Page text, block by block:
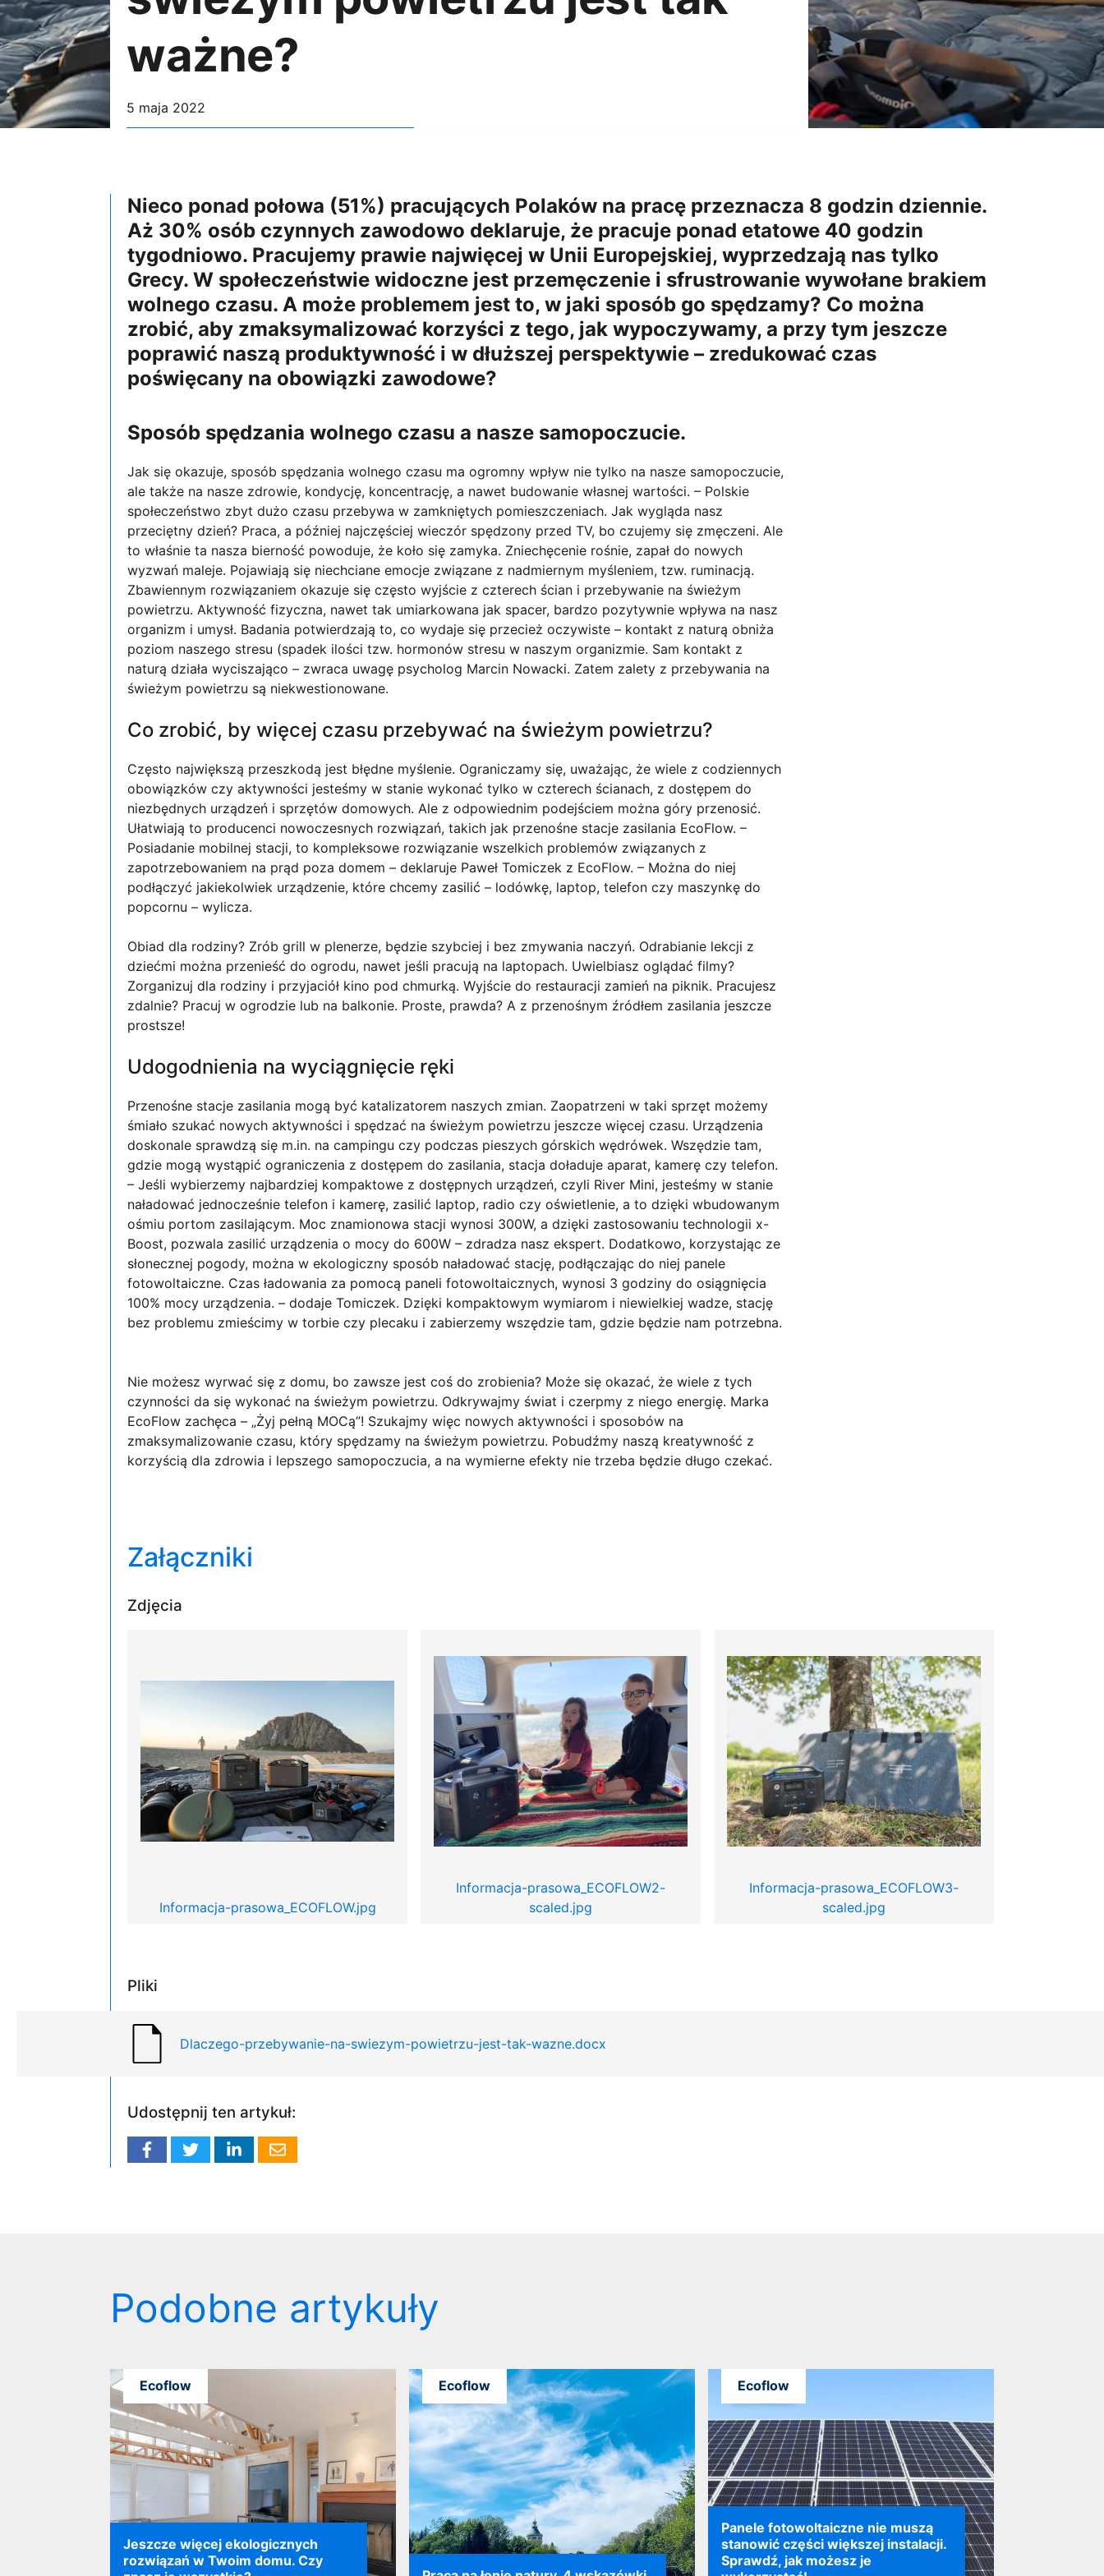
ważne?
5 maja 2022
Nieco ponad połowa (51%) pracujących Polaków na pracę przeznacza 8 godzin dziennie.
Aż 30% osób czynnych zawodowo deklaruje, że pracuje ponad etatowe 40 godzin
tygodniowo. Pracujemy prawie najwięcej w Unii Europejskiej, wyprzedzają nas tylko
Grecy. W społeczeństwie widoczne jest przemęczenie i sfrustrowanie wywołane brakiem
wolnego czasu. A może problemem jest to, w jaki sposób go spędzamy? Co można
zrobić, aby zmaksymalizować korzyści z tego, jak wypoczywamy, a przy tym jeszcze
poprawić naszą produktywność i w dłuższej perspektywie – zredukować czas
poświęcany na obowiązki zawodowe?
Sposób spędzania wolnego czasu a nasze samopoczucie.
Jak się okazuje, sposób spędzania wolnego czasu ma ogromny wpływ nie tylko na nasze samopoczucie,
ale także na nasze zdrowie, kondycję, koncentrację, a nawet budowanie własnej wartości. – Polskie
społeczeństwo zbyt dużo czasu przebywa w zamkniętych pomieszczeniach. Jak wygląda nasz
przeciętny dzień? Praca, a później najczęściej wieczór spędzony przed TV, bo czujemy się zmęczeni. Ale
to właśnie ta nasza bierność powoduje, że koło się zamyka. Zniechęcenie rośnie, zapał do nowych
wyzwań maleje. Pojawiają się niechciane emocje związane z nadmiernym myśleniem, tzw. ruminacją.
Zbawiennym rozwiązaniem okazuje się często wyjście z czterech ścian i przebywanie na świeżym
powietrzu. Aktywność fizyczna, nawet tak umiarkowana jak spacer, bardzo pozytywnie wpływa na nasz
organizm i umysł. Badania potwierdzają to, co wydaje się przecież oczywiste – kontakt z naturą obniża
poziom naszego stresu (spadek ilości tzw. hormonów stresu w naszym organizmie. Sam kontakt z
naturą działa wyciszająco – zwraca uwagę psycholog Marcin Nowacki. Zatem zalety z przebywania na
świeżym powietrzu są niekwestionowane.
Co zrobić, by więcej czasu przebywać na świeżym powietrzu?
Często największą przeszkodą jest błędne myślenie. Ograniczamy się, uważając, że wiele z codziennych
obowiązków czy aktywności jesteśmy w stanie wykonać tylko w czterech ścianach, z dostępem do
niezbędnych urządzeń i sprzętów domowych. Ale z odpowiednim podejściem można góry przenosić.
Ułatwiają to producenci nowoczesnych rozwiązań, takich jak przenośne stacje zasilania EcoFlow. –
Posiadanie mobilnej stacji, to kompleksowe rozwiązanie wszelkich problemów związanych z
zapotrzebowaniem na prąd poza domem – deklaruje Paweł Tomiczek z EcoFlow. – Można do niej
podłączyć jakiekolwiek urządzenie, które chcemy zasilić – lodówkę, laptop, telefon czy maszynkę do
popcornu – wylicza.
Obiad dla rodziny? Zrób grill w plenerze, będzie szybciej i bez zmywania naczyń. Odrabianie lekcji z
dziećmi można przenieść do ogrodu, nawet jeśli pracują na laptopach. Uwielbiasz oglądać filmy?
Zorganizuj dla rodziny i przyjaciół kino pod chmurką. Wyjście do restauracji zamień na piknik. Pracujesz
zdalnie? Pracuj w ogrodzie lub na balkonie. Proste, prawda? A z przenośnym źródłem zasilania jeszcze
prostsze!
Udogodnienia na wyciągnięcie ręki
Przenośne stacje zasilania mogą być katalizatorem naszych zmian. Zaopatrzeni w taki sprzęt możemy
śmiało szukać nowych aktywności i spędzać na świeżym powietrzu jeszcze więcej czasu. Urządzenia
doskonale sprawdzą się m.in. na campingu czy podczas pieszych górskich wędrówek. Wszędzie tam,
gdzie mogą wystąpić ograniczenia z dostępem do zasilania, stacja doładuje aparat, kamerę czy telefon.
– Jeśli wybierzemy najbardziej kompaktowe z dostępnych urządzeń, czyli River Mini, jesteśmy w stanie
naładować jednocześnie telefon i kamerę, zasilić laptop, radio czy oświetlenie, a to dzięki wbudowanym
ośmiu portom zasilającym. Moc znamionowa stacji wynosi 300W, a dzięki zastosowaniu technologii x-
Boost, pozwala zasilić urządzenia o mocy do 600W – zdradza nasz ekspert. Dodatkowo, korzystając ze
słonecznej pogody, można w ekologiczny sposób naładować stację, podłączając do niej panele
fotowoltaiczne. Czas ładowania za pomocą paneli fotowoltaicznych, wynosi 3 godziny do osiągnięcia
100% mocy urządzenia. – dodaje Tomiczek. Dzięki kompaktowym wymiarom i niewielkiej wadze, stację
bez problemu zmieścimy w torbie czy plecaku i zabierzemy wszędzie tam, gdzie będzie nam potrzebna.
Nie możesz wyrwać się z domu, bo zawsze jest coś do zrobienia? Może się okazać, że wiele z tych
czynności da się wykonać na świeżym powietrzu. Odkrywajmy świat i czerpmy z niego energię. Marka
EcoFlow zachęca – „Żyj pełną MOCą”! Szukajmy więc nowych aktywności i sposobów na
zmaksymalizowanie czasu, który spędzamy na świeżym powietrzu. Pobudźmy naszą kreatywność z
korzyścią dla zdrowia i lepszego samopoczucia, a na wymierne efekty nie trzeba będzie długo czekać.
Załączniki
Zdjęcia
Informacja-prasowa_ECOFLOW.jpg
Informacja-prasowa_ECOFLOW2-
scaled.jpg
Informacja-prasowa_ECOFLOW3-
scaled.jpg
Pliki
Dlaczego-przebywanie-na-swiezym-powietrzu-jest-tak-wazne.docx
Udostępnij ten artykuł:
Podobne artykuły
Jeszcze więcej ekologicznych
rozwiązań w Twoim domu. Czy
Ecoflow Ecoflow
Panele fotowoltaiczne nie muszą
stanowić części większej instalacji.
Sprawdź, jak możesz je
Ecoflow